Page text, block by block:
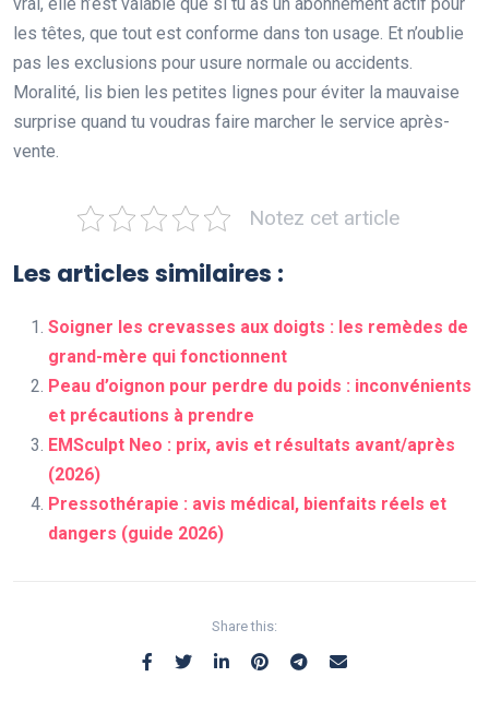
vrai, elle n’est valable que si tu as un abonnement actif pour
les têtes, que tout est conforme dans ton usage. Et n’oublie
pas les exclusions pour usure normale ou accidents.
Moralité, lis bien les petites lignes pour éviter la mauvaise
surprise quand tu voudras faire marcher le service après-
vente.
Notez cet article
Les articles similaires :
Soigner les crevasses aux doigts : les remèdes de
grand-mère qui fonctionnent
Peau d’oignon pour perdre du poids : inconvénients
et précautions à prendre
EMSculpt Neo : prix, avis et résultats avant/après
(2026)
Pressothérapie : avis médical, bienfaits réels et
dangers (guide 2026)
Share this: